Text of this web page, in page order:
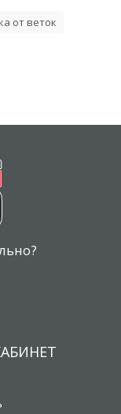
от веток